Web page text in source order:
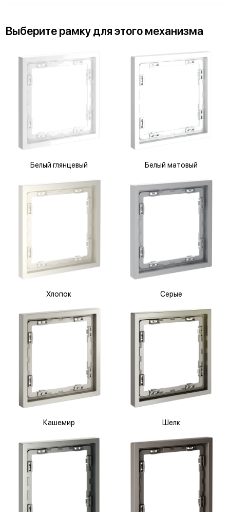
Выберитерамку дляэтого механизма
Белый глянцевый Белый матовый
Хлопок Серые
Кашемир Шелк